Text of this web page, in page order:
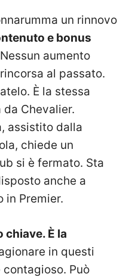
un rinnovo
e bonus
aumento
al passato.
È la stessa
Chevalier.
assistito dalla
chiede un
si è fermato. Sta
anche a
in Premier.
chiave. È la
in questi
Può